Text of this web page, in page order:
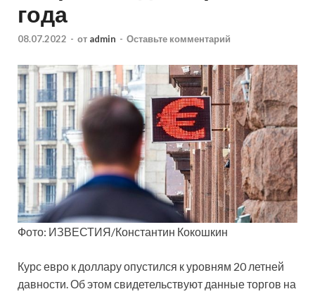
года
08.07.2022 - от admin - Оставьте комментарий
Фото: ИЗВЕСТИЯ/Константин Кокошкин
Курс евро к доллару опустился к уровням 20 летней
давности. Об этом свидетельствуют данные торгов на